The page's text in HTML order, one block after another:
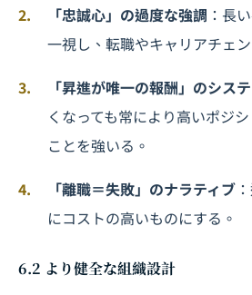
「忠誠心」の過度な強調 ：長
一視し、転職やキャリアチェ
「昇進が唯一の報酬」のシス
くなっても常により高いポジ
ことを強いる。
「離職＝失敗」のナラティブ
にコストの高いものにする。
6.2 より健全な組織設計